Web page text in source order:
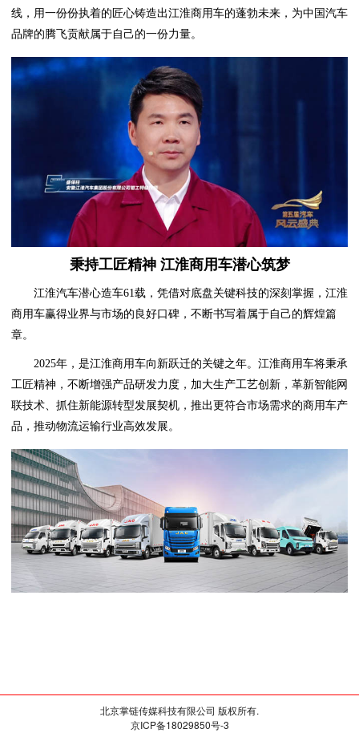
线，用一份份执着的匠心铸造出江淮商用车的蓬勃未来，为中国汽车
品牌的腾飞贡献属于自己的一份力量。
秉持工匠精神 江淮商用车潜心筑梦
江淮汽车潜心造车61载，凭借对底盘关键科技的深刻掌握，江淮
商用车赢得业界与市场的良好口碑，不断书写着属于自己的辉煌篇
章。
2025年，是江淮商用车向新跃迁的关键之年。江淮商用车将秉承
工匠精神，不断增强产品研发力度，加大生产工艺创新，革新智能网
联技术、抓住新能源转型发展契机，推出更符合市场需求的商用车产
品，推动物流运输行业高效发展。
北京掌链传媒科技有限公司 版权所有.
京ICP备18029850号-3